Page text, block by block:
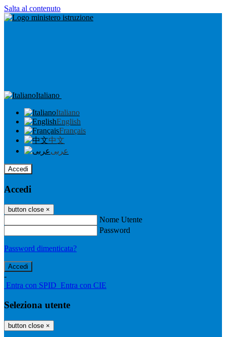
Salta al contenuto
Italiano
Italiano
English
Français
中文
عربى
Accedi
Accedi
button close ×
Nome Utente
Password
Password dimenticata?
-
Entra con SPID Entra con CIE
Seleziona utente
button close ×